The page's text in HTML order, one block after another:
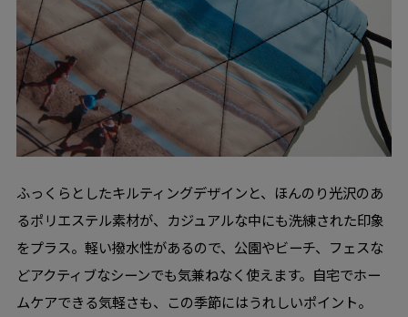
ふっくらとしたキルティングデザインと、ほんのり光沢のあ
るポリエステル素材が、カジュアルな中にも洗練された印象
をプラス。軽い撥水性があるので、公園やビーチ、フェスな
どアクティブなシーンでも気兼ねなく使えます。自宅でホー
ムケアできる気軽さも、この季節にはうれしいポイント。